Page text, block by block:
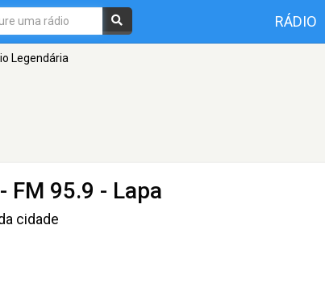
RÁDIO
Legendária
- FM 95.9 - Lapa
cidade